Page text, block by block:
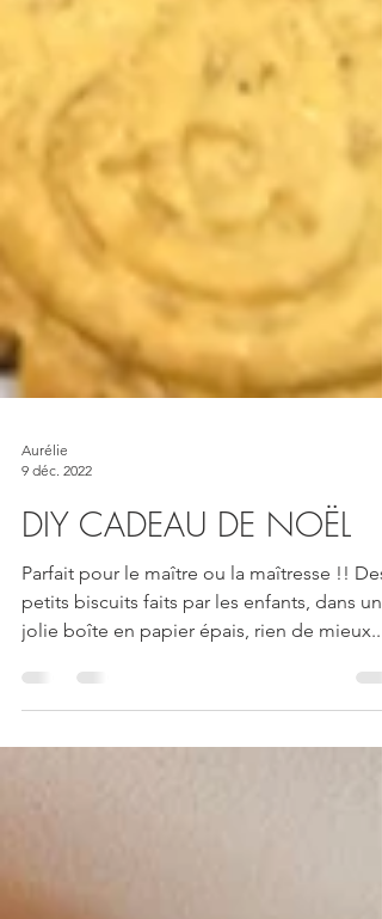
Aurélie
9 déc. 2022
DIY CADEAU DE NOËL
Parfait pour le maître ou la maîtresse !! Des
jolie boîte en papier épais, rien de mieux...